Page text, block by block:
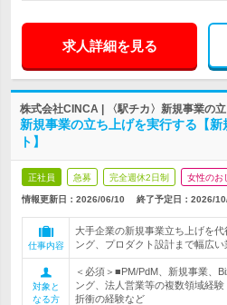
求人詳細を見る
株式会社CINCA | 〈駅チカ〉新規事業の
新規事業の立ち上げを実行する【
ト】
正社員 急募 完全週休2日制 女性のお
情報更新日：2026/06/10 終了予定日： 2026/
仕事内容
大手企業の新規事業立ち上げを
ング、プロダクト設計まで幅広い
対象と
なる方
＜必須＞■PM/PdM、新規事業、
ング、法人営業等の複数領域経
折衝の経験など